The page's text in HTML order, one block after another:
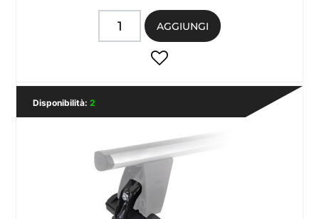
Quantità
AGGIUNGI
Disponibilità: 2